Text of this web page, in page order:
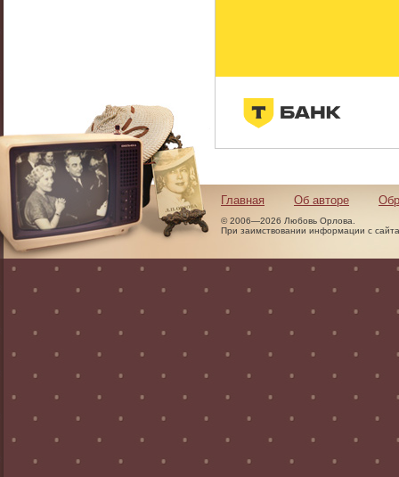
Главная Об авторе
© 2006—2026 Любовь Орлова.
При заимствовании информации с